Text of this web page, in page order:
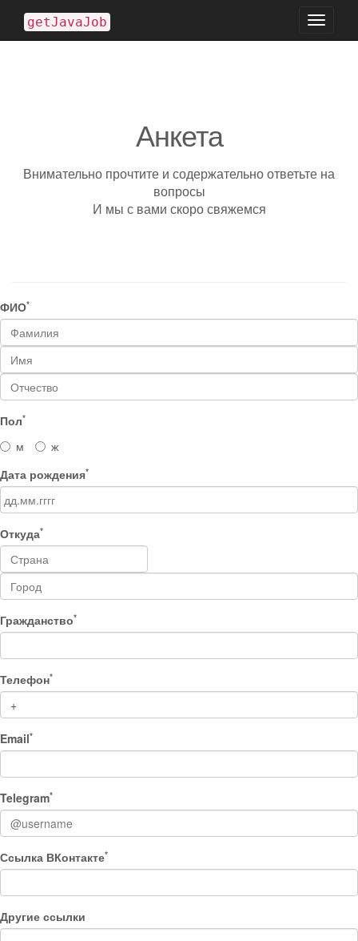
Toggle
getJavaJob
Анкета
Внимательно прочтите и содержательно ответьте на
вопросы
И мы с вами скоро свяжемся
ФИО*
Пол*
м
ж
Дата рождения*
Откуда*
Гражданство*
Телефон*
Email*
Telegram*
Ссылка ВКонтакте*
Другие ссылки